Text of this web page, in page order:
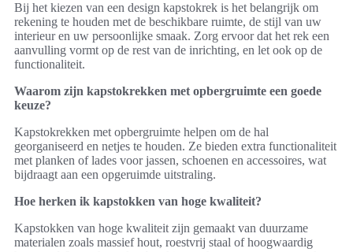
Bij het kiezen van een design kapstokrek is het belangrijk om
rekening te houden met de beschikbare ruimte, de stijl van uw
interieur en uw persoonlijke smaak. Zorg ervoor dat het rek een
aanvulling vormt op de rest van de inrichting, en let ook op de
functionaliteit.
Waarom zijn kapstokrekken met opbergruimte een goede
keuze?
Kapstokrekken met opbergruimte helpen om de hal
georganiseerd en netjes te houden. Ze bieden extra functionaliteit
met planken of lades voor jassen, schoenen en accessoires, wat
bijdraagt aan een opgeruimde uitstraling.
Hoe herken ik kapstokken van hoge kwaliteit?
Kapstokken van hoge kwaliteit zijn gemaakt van duurzame
materialen zoals massief hout, roestvrij staal of hoogwaardig